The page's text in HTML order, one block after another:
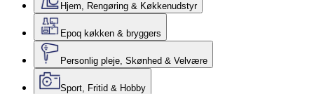
Hjem, Rengøring & Køkkenudstyr
Epoq køkken & bryggers
Personlig pleje, Skønhed & Velvære
Sport, Fritid & Hobby